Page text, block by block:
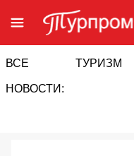
ВСЕ
НОВОСТИ:
ТУРИЗМ